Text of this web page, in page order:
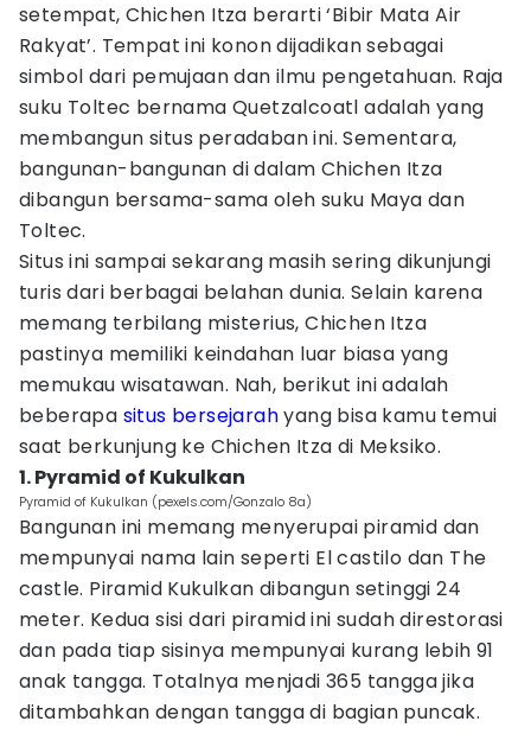
setempat, Chichen Itza berarti ‘Bibir Mata Air
Rakyat’. Tempat ini konon dijadikan sebagai
simbol dari pemujaan dan ilmu pengetahuan. Raja
suku Toltec bernama Quetzalcoatl adalah yang
membangun situs peradaban ini. Sementara,
bangunan-bangunan di dalam Chichen Itza
dibangun bersama-sama oleh suku Maya dan
Toltec.
Situs ini sampai sekarang masih sering dikunjungi
turis dari berbagai belahan dunia. Selain karena
memang terbilang misterius, Chichen Itza
pastinya memiliki keindahan luar biasa yang
memukau wisatawan. Nah, berikut ini adalah
beberapa situs bersejarahyang bisa kamu temui
saat berkunjung ke Chichen Itza di Meksiko.
1. Pyramid of Kukulkan
Pyramid of Kukulkan (pexels.com/Gonzalo 8a)
Bangunan ini memang menyerupai piramid dan
mempunyai nama lain seperti El castilo dan The
castle. Piramid Kukulkan dibangun setinggi 24
meter. Kedua sisi dari piramid ini sudah direstorasi
dan pada tiap sisinya mempunyai kurang lebih 91
anak tangga. Totalnya menjadi 365 tangga jika
ditambahkan dengan tangga di bagian puncak.